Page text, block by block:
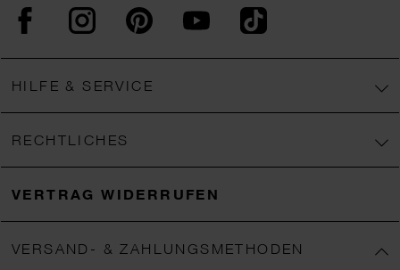
FacebookInstagram PinterestYouTubeTikTok
HILFE & SERVICE
RECHTLICHES
VERTRAG WIDERRUFEN
VERSAND- & ZAHLUNGSMETHODEN